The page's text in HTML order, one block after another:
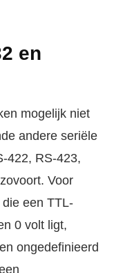
en
mogelijk niet
andere seriële
422, RS-423,
Voor
een TTL-
0 volt ligt,
ongedefinieerd